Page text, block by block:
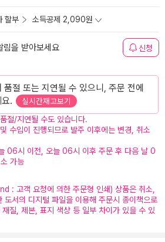
할부 소득공제 2,090원
림을 받아보세요 신청
절 또는 지연될 수 있으니, 주문 전에
.
실시간재고보기
절/지연될 수도 있습니다.
수입이 진행되므로 발주 이후에는 변경, 취소
06시 이전, 오늘 06시 이후 주문 후 다음 날 0
가능
고객 요청에 의한 주문형 인쇄) 상품은 취소,
도서의 디지털 파일을 이용해 주문시 종이책으로
질, 제본, 표지 색상 등 일부 차이가 있을 수 있